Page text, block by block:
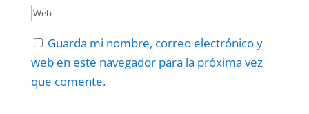
Guarda mi nombre, correo electrónico y
web en este navegador para la próxima vez
que comente.